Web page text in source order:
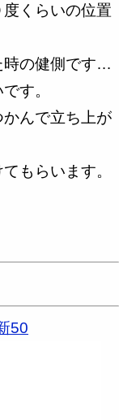
くらいの位置
時の健側です…
す。
んで立ち上が
もらいます。
50